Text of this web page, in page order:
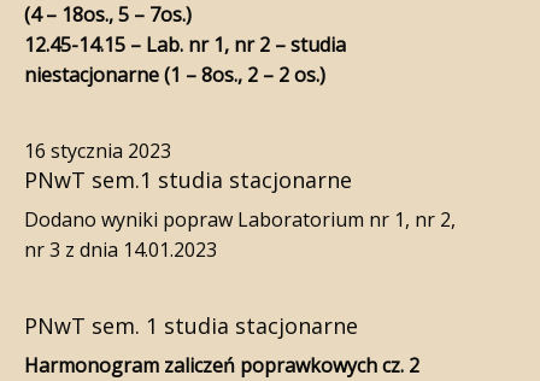
(4 – 18os., 5 – 7os.)
12.45-14.15 – Lab. nr 1, nr 2 – studia
niestacjonarne (1 – 8os., 2 – 2 os.)
16 stycznia 2023
PNwT sem.1 studia stacjonarne
Dodano wyniki popraw Laboratorium nr 1, nr 2,
nr 3 z dnia 14.01.2023
PNwT sem. 1 studia stacjonarne
Harmonogram zaliczeń poprawkowych cz. 2